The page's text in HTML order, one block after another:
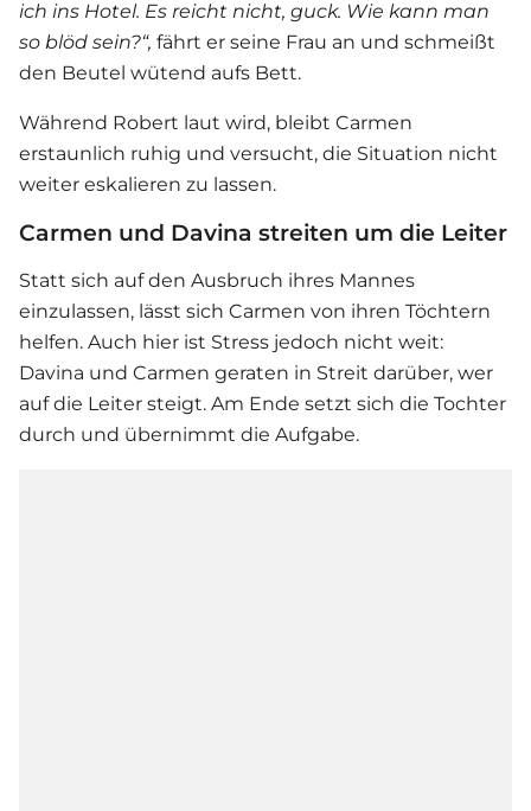
ich ins Hotel. Es reicht nicht, guck. Wie kann man
so blöd sein?“, fährt er seine Frau an und schmeißt
den Beutel wütend aufs Bett.
Während Robert laut wird, bleibt Carmen
erstaunlich ruhig und versucht, die Situation nicht
weiter eskalieren zu lassen.
Carmen und Davina streiten um die Leiter
Statt sich auf den Ausbruch ihres Mannes
einzulassen, lässt sich Carmen von ihren Töchtern
helfen. Auch hier ist Stress jedoch nicht weit:
Davina und Carmen geraten in Streit darüber, wer
auf die Leiter steigt. Am Ende setzt sich die Tochter
durch und übernimmt die Aufgabe.